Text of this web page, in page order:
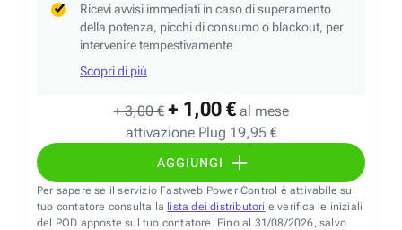
+ 3,00 € + 1,00 € al mese
attivazione Plug 19,95 €
AGGIUNGI
Ricevi avvisi immediati in caso di superamento
della potenza, picchi di consumo o blackout, per
intervenire tempestivamente
Scopri di più
Per sapere se il servizio Fastweb Power Control è attivabile sul
tuo contatore consulta la lista dei distributori e verifica le iniziali
del POD apposte sul tuo contatore. Fino al 31/08/2026, salvo